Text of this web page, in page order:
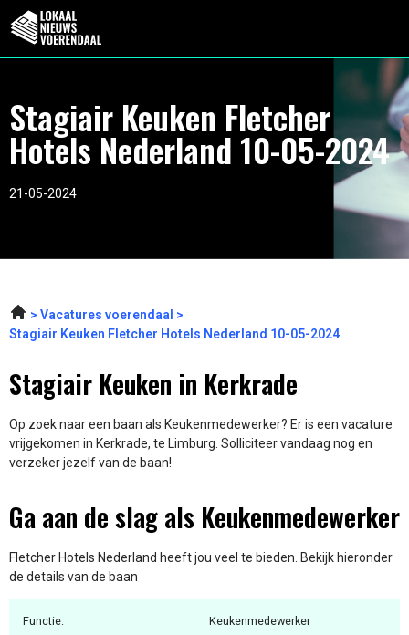
Stagiair Keuken Fletcher
Hotels Nederland 10-05-2024
21-05-2024
Vacatures voerendaal
Stagiair Keuken Fletcher Hotels Nederland 10-05-2024
Stagiair Keuken in Kerkrade
Op zoek naar een baan als Keukenmedewerker? Er is een vacature
vrijgekomen in Kerkrade, te Limburg. Solliciteer vandaag nog en
verzeker jezelf van de baan!
Ga aan de slag als Keukenmedewerker
Fletcher Hotels Nederland heeft jou veel te bieden. Bekijk hieronder
de details van de baan
Functie: Keukenmedewerker